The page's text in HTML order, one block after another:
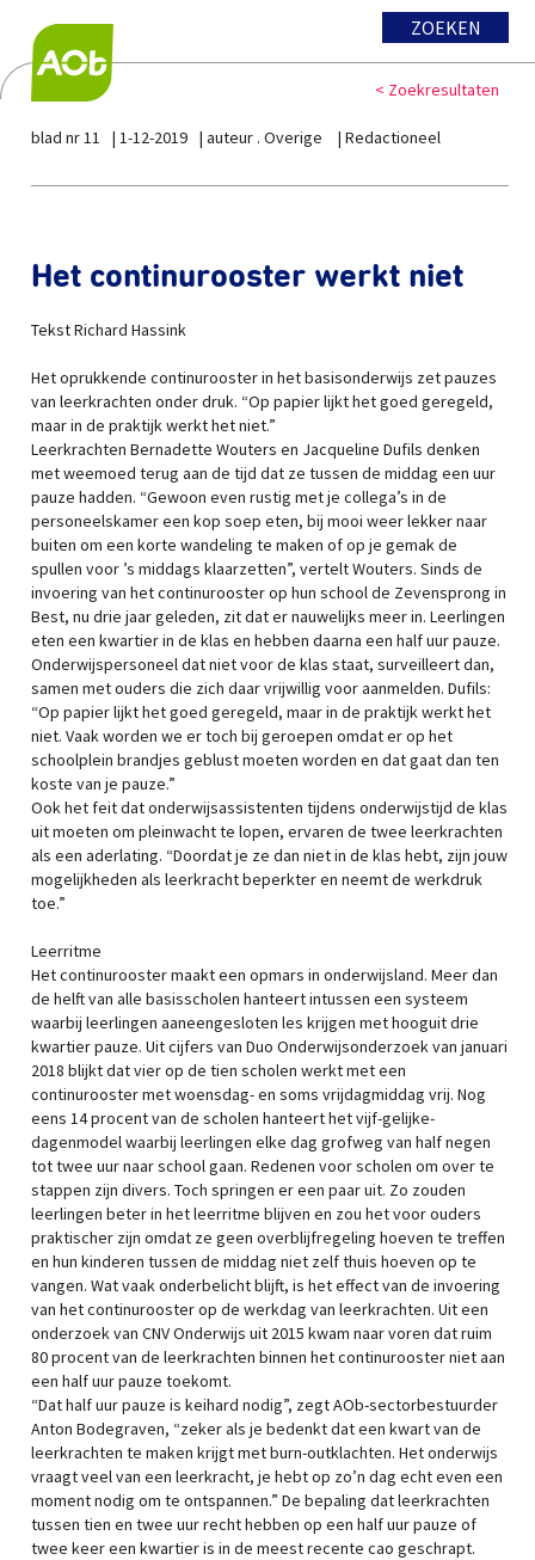
ZOEKEN
< Zoekresultaten
blad nr 11 1-12-2019 auteur . Overige Redactioneel
Het continurooster werkt niet
Tekst Richard Hassink
Het oprukkende continurooster in het basisonderwijs zet pauzes
van leerkrachten onder druk. “Op papier lijkt het goed geregeld,
maar in de praktijk werkt het niet.”
Leerkrachten Bernadette Wouters en Jacqueline Dufils denken
met weemoed terug aan de tijd dat ze tussen de middag een uur
pauze hadden. “Gewoon even rustig met je collega’s in de
personeelskamer een kop soep eten, bij mooi weer lekker naar
buiten om een korte wandeling te maken of op je gemak de
spullen voor ’s middags klaarzetten”, vertelt Wouters. Sinds de
invoering van het continurooster op hun school de Zevensprong in
Best, nu drie jaar geleden, zit dat er nauwelijks meer in. Leerlingen
eten een kwartier in de klas en hebben daarna een half uur pauze.
Onderwijspersoneel dat niet voor de klas staat, surveilleert dan,
samen met ouders die zich daar vrijwillig voor aanmelden. Dufils:
“Op papier lijkt het goed geregeld, maar in de praktijk werkt het
niet. Vaak worden we er toch bij geroepen omdat er op het
schoolplein brandjes geblust moeten worden en dat gaat dan ten
koste van je pauze.”
Ook het feit dat onderwijsassistenten tijdens onderwijstijd de klas
uit moeten om pleinwacht te lopen, ervaren de twee leerkrachten
als een aderlating. “Doordat je ze dan niet in de klas hebt, zijn jouw
mogelijkheden als leerkracht beperkter en neemt de werkdruk
toe.”
Leerritme
Het continurooster maakt een opmars in onderwijsland. Meer dan
de helft van alle basisscholen hanteert intussen een systeem
waarbij leerlingen aaneengesloten les krijgen met hooguit drie
kwartier pauze. Uit cijfers van Duo Onderwijsonderzoek van januari
2018 blijkt dat vier op de tien scholen werkt met een
continurooster met woensdag- en soms vrijdagmiddag vrij. Nog
eens 14 procent van de scholen hanteert het vijf-gelijke-
dagenmodel waarbij leerlingen elke dag grofweg van half negen
tot twee uur naar school gaan. Redenen voor scholen om over te
stappen zijn divers. Toch springen er een paar uit. Zo zouden
leerlingen beter in het leerritme blijven en zou het voor ouders
praktischer zijn omdat ze geen overblijfregeling hoeven te treffen
en hun kinderen tussen de middag niet zelf thuis hoeven op te
vangen. Wat vaak onderbelicht blijft, is het effect van de invoering
van het continurooster op de werkdag van leerkrachten. Uit een
onderzoek van CNV Onderwijs uit 2015 kwam naar voren dat ruim
80 procent van de leerkrachten binnen het continurooster niet aan
een half uur pauze toekomt.
“Dat half uur pauze is keihard nodig”, zegt AOb-sectorbestuurder
Anton Bodegraven, “zeker als je bedenkt dat een kwart van de
leerkrachten te maken krijgt met burn-outklachten. Het onderwijs
vraagt veel van een leerkracht, je hebt op zo’n dag echt even een
moment nodig om te ontspannen.” De bepaling dat leerkrachten
tussen tien en twee uur recht hebben op een half uur pauze of
twee keer een kwartier is in de meest recente cao geschrapt.